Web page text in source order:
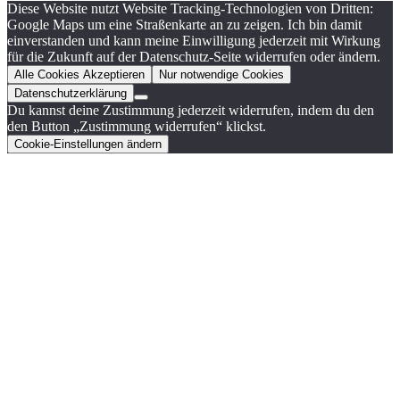
Diese Website nutzt Website Tracking-Technologien von Dritten:
Google Maps um eine Straßenkarte an zu zeigen. Ich bin damit
einverstanden und kann meine Einwilligung jederzeit mit Wirkung
für die Zukunft auf der Datenschutz-Seite widerrufen oder ändern.
Alle Cookies Akzeptieren
Nur notwendige Cookies
Datenschutzerklärung
Du kannst deine Zustimmung jederzeit widerrufen, indem du den
den Button „Zustimmung widerrufen“ klickst.
Cookie-Einstellungen ändern